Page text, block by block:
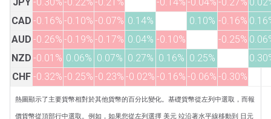
JPY -0.30% -0.22% -0.21% -0.14% -0.04% -0.27%
CAD -0.16% -0.10% -0.07% 0.14% 0.10% -0.16%
AUD -0.26% -0.19% -0.17% 0.04% -0.10% -0.25%
NZD -0.01% 0.06% 0.07% 0.27% 0.16% 0.25%
CHF -0.32% -0.25% -0.23% -0.02% -0.16% -0.06% -0.30%
熱圖顯示了主要貨幣相對於其他貨幣的百分比變化。基礎貨幣從左列中選取，而報
價貨幣從頂部行中選取。例如，如果您從左列選擇 美元 竝沿著水平線移動到 日元